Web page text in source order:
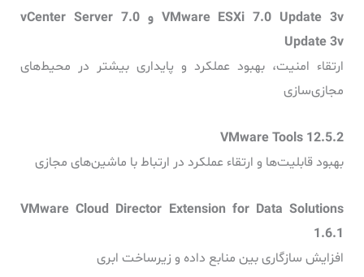
‏VMware ESXi 7.0 Update 3v و vCenter Server 7.0
Update 3v
ارتقاء امنیت، بهبود عملکرد و پایداری بیشتر در محیط‌های
مجازی‌سازی
بهبود قابلیت‌ها و ارتقاء عملکرد در ارتباط با ماشین‌های مجازی
‏VMware Cloud Director Extension for Data Solutions
1.6.1
افزایش سازگاری بین منابع داده و زیرساخت ابری